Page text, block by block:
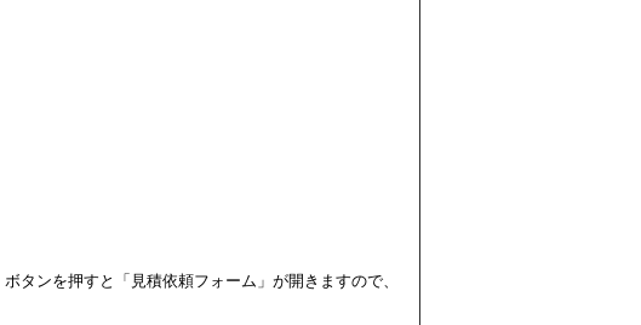
タンを押すと「見積依頼フォーム」が開きますので、